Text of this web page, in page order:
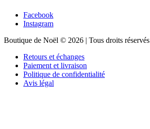
Facebook
Instagram
Boutique de Noël © 2026 | Tous droits réservés
Retours et échanges
Paiement et livraison
Politique de confidentialité
Avis légal